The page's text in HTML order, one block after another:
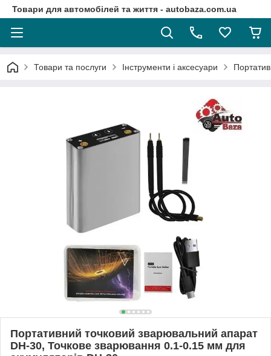
Товари для автомобілей та життя - autobaza.com.ua
Товари та послуги Інструменти і аксесуари
Портативний точковий зварювальний апарат
DH-30, Точкове зварювання 0.1-0.15 мм для